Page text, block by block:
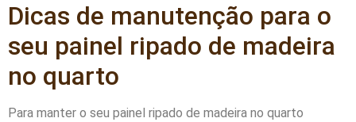
Dicas de manutenção para o
seu painel ripado de madeira
no quarto
Para manter o seu painel ripado de madeira no quarto